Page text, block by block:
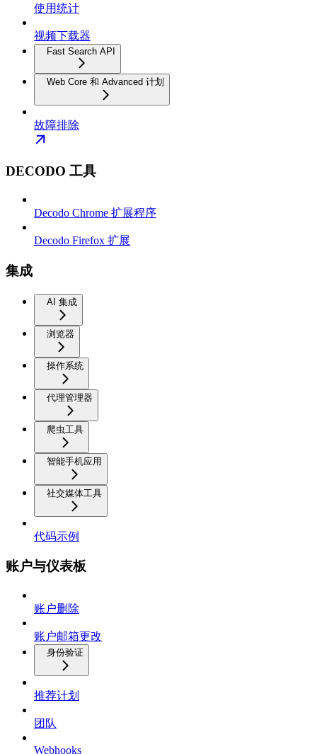
使用统计
视频下载器
Fast Search API
Web Core 和 Advanced 计划
故障排除
DECODO 工具
Decodo Chrome 扩展程序
Decodo Firefox 扩展
集成
AI 集成
浏览器
操作系统
代理管理器
爬虫工具
智能手机应用
社交媒体工具
代码示例
账户与仪表板
账户删除
账户邮箱更改
身份验证
推荐计划
团队
Webhooks